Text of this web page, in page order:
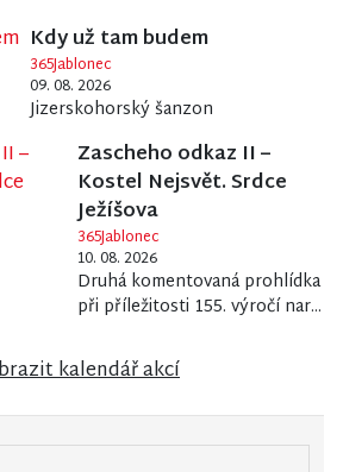
Kdy už tam budem
365Jablonec
09. 08. 2026
Jizerskohorský šanzon
Zascheho odkaz II –
Kostel Nejsvět. Srdce
Ježíšova
365Jablonec
10. 08. 2026
Druhá komentovaná prohlídka
při příležitosti 155. výročí nar...
kalendář akcí